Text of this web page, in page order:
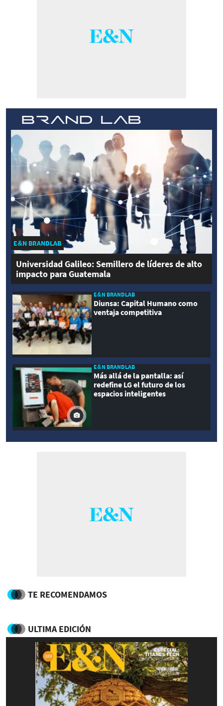
E&N BRANDLAB
Universidad Galileo: Semillero de líderes de alto
impacto para Guatemala
E&N BRANDLAB
Diunsa: Capital Humano como
ventaja competitiva
E&N BRANDLAB
Más allá de la pantalla: así
redefine LG el futuro de los
espacios inteligentes
TE RECOMENDAMOS
ULTIMA EDICIÓN